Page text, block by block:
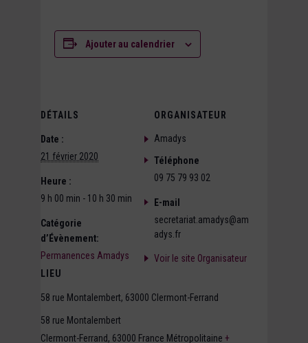
Ajouter au calendrier
DÉTAILS
Date :
21 février 2020
Heure :
9 h 00 min - 10 h 30 min
Catégorie
d’Évènement:
Permanences Amadys
LIEU
58 rue Montalembert, 63000 Clermont-Ferrand
58 rue Montalembert
Clermont-Ferrand, 63000 France Métropolitaine +
ORGANISATEUR
Amadys
Téléphone
09 75 79 93 02
E-mail
secretariat.amadys@am
adys.fr
Voir le site Organisateur